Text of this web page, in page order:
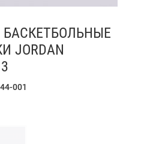
JORDAN
001